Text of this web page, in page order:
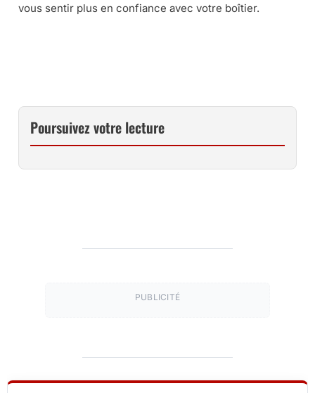
vous sentir plus en confiance avec votre boîtier.
Poursuivez votre lecture
PUBLICITÉ